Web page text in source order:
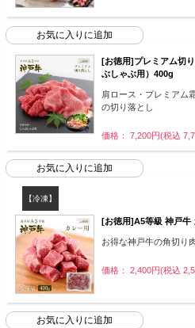
[お徳用]プレミアム切
ぶしゃぶ用）400g
肩ロース・プレミアム
の切り落とし
価格： 7,200円(税込
【冷凍】
[お徳用]A5等級 神戸牛
お得な神戸牛の角切り
価格： 2,400円(税込